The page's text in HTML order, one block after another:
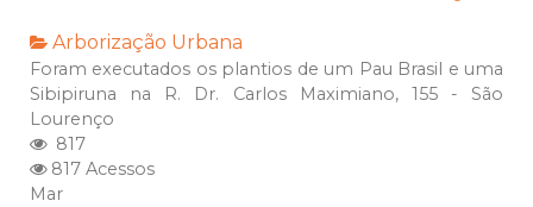
Arborização Urbana
Foram executados os plantios de um Pau Brasil e uma
Sibipiruna na R. Dr. Carlos Maximiano, 155 - São
Lourenço
817
817 Acessos
Mar